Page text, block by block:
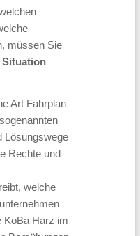
müssen Sie
Situation
Art Fahrplan
Lösungswege
Rechte und
welche
KoBa Harz im